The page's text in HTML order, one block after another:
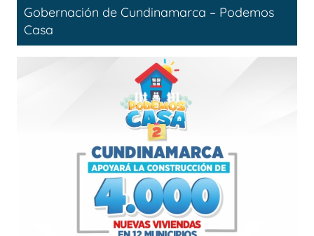
Gobernación de Cundinamarca – Podemos
Casa